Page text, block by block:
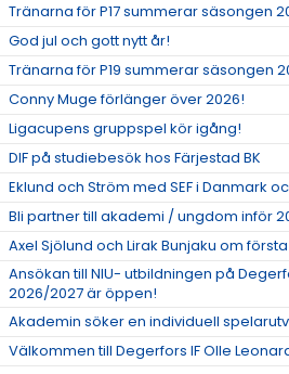
Tränarna för P17 summerar säsongen
God jul och gott nytt år!
Tränarna för P19 summerar säsongen
Conny Muge förlänger över 2026!
Ligacupens gruppspel kör igång!
DIF på studiebesök hos Färjestad BK
Eklund och Ström med SEF i Danmark
Bli partner till akademi / ungdom inför
Axel Sjölund och Lirak Bunjaku om
Ansökan till NIU- utbildningen på
2026/2027 är öppen!
Akademin söker en individuell
Välkommen till Degerfors IF Olle